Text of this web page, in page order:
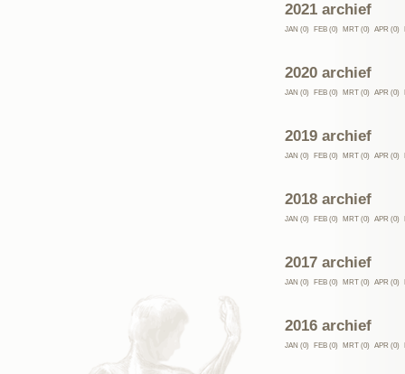
2021 archief
JAN (0) FEB (0) MRT (0) APR (0)
2020 archief
JAN (0) FEB (0) MRT (0) APR (0)
2019 archief
JAN (0) FEB (0) MRT (0) APR (0)
2018 archief
JAN (0) FEB (0) MRT (0) APR (0)
2017 archief
JAN (0) FEB (0) MRT (0) APR (0)
2016 archief
JAN (0) FEB (0) MRT (0) APR (0)